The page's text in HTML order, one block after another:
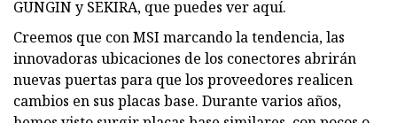
GUNGIN y SEKIRA, que puedes ver aquí.
Creemos que con MSI marcando la tendencia, las
innovadoras ubicaciones de los conectores abrirán
nuevas puertas para que los proveedores realicen
cambios en sus placas base. Durante varios años,